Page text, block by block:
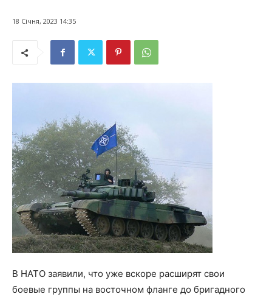
18 Січня, 2023 14:35
В НАТО заявили, что уже вскоре расширят свои
боевые группы на восточном фланге до бригадного